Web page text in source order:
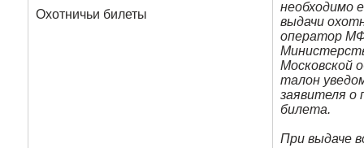
Охотничьи билеты
необходимо
выдачи
оператор
Московской
талон
заявителя о
билета.
При выдаче